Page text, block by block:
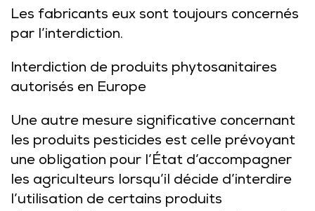
Les fabricants eux sont toujours concernés
par l’interdiction.
Interdiction de produits phytosanitaires
autorisés en Europe
Une autre mesure significative concernant
les produits pesticides est celle prévoyant
une obligation pour l’État d’accompagner
les agriculteurs lorsqu’il décide d’interdire
l’utilisation de certains produits